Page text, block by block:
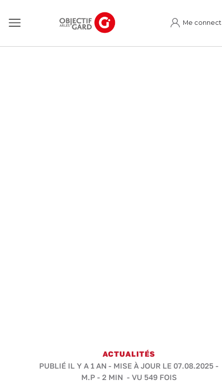
Me
ACTUALITÉS
PUBLIÉ IL Y A 1 AN - MISE À JOUR LE 07.08.2025 -
M.P- 2 MIN - VU 549 FOIS